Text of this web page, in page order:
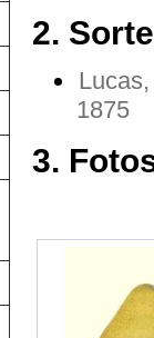
2.
1875
3.